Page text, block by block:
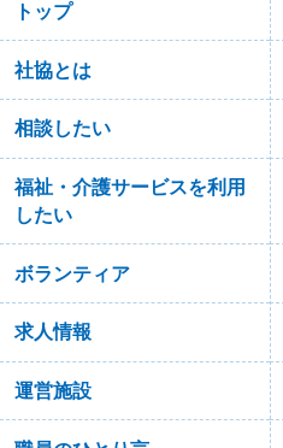
トップ
社協とは
相談したい
福祉・介護サービスを利用
したい
ボランティア
求人情報
運営施設